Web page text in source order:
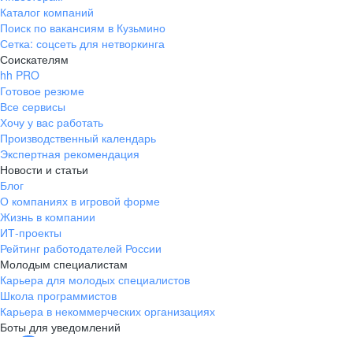
Каталог компаний
Поиск по вакансиям в Кузьмино
Сетка: соцсеть для нетворкинга
Соискателям
hh PRO
Готовое резюме
Все сервисы
Хочу у вас работать
Производственный календарь
Экспертная рекомендация
Новости и статьи
Блог
О компаниях в игровой форме
Жизнь в компании
ИТ-проекты
Рейтинг работодателей России
Молодым специалистам
Карьера для молодых специалистов
Школа программистов
Карьера в некоммерческих организациях
Боты для уведомлений